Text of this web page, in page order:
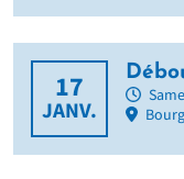
17
JANV.